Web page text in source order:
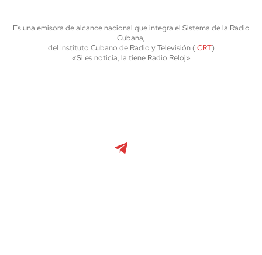
Es una emisora de alcance nacional que integra el Sistema de la Radio
Cubana,
del Instituto Cubano de Radio y Televisión (ICRT)
«Si es noticia, la tiene Radio Reloj»